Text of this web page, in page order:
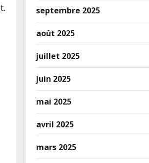
septembre 2025
août 2025
juillet 2025
juin 2025
mai 2025
avril 2025
mars 2025